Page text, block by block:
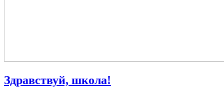
Здравствуй, школа!